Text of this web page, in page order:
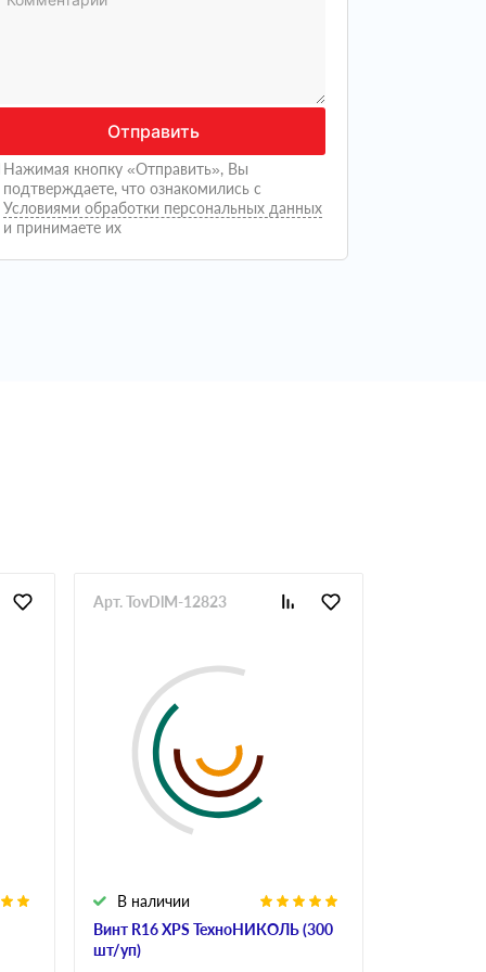
Отправить
Нажимая кнопку «Отправить», Вы
подтверждаете, что ознакомились с
Условиями обработки персональных данных
и принимаете их
Винт R16 XPS ТехноНИКОЛЬ (300
шт/уп)
В наличии
Арт. TovDlM-12823